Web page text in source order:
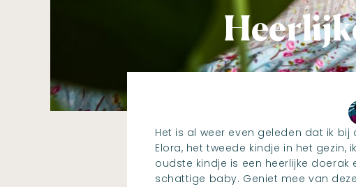
Het is al weer even geleden dat ik
Elora, het tweede kindje in het
oudste kindje is een heerlijke
schattige baby. Geniet mee van